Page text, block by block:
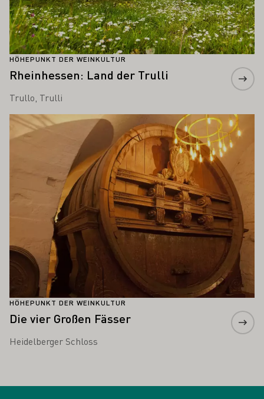
HÖHEPUNKT DER WEINKULTUR
Rheinhessen: Land der Trulli
Trullo, Trulli
HÖHEPUNKT DER WEINKULTUR
Die vier Großen Fässer
Heidelberger Schloss
Mehr erfahren